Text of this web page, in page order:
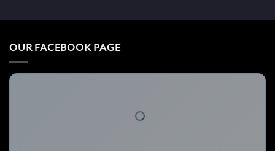
OUR FACEBOOK PAGE